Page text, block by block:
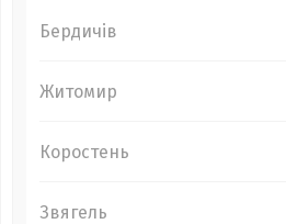
Бердичів
Житомир
Коростень
Звягель